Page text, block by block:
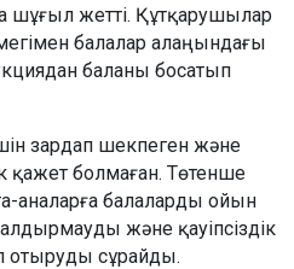
шұғыл жетті. Құтқарушылар
балалар алаңындағы
баланы босатып
зардап шекпеген және
болмаған. Төтенше
аналарға балаларды ойын
және қауіпсіздік
отыруды сұрайды.